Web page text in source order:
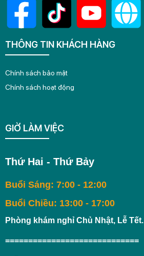
THÔNG TIN KHÁCH HÀNG
Chính sách bảo mật
Chính sách hoạt động
GIỜ LÀM VIỆC
Thứ Hai - Thứ Bảy
Buổi Sáng: 7:00 - 12:00
Buổi Chiều: 13:00 - 17:00
Phòng khám nghỉ Chủ Nhật, Lễ Tết.
=============================